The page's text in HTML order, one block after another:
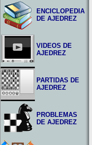
ENCICLOPEDIA
DE AJEDREZ
VIDEOS DE
AJEDREZ
PARTIDAS DE
AJEDREZ
PROBLEMAS
DE AJEDREZ